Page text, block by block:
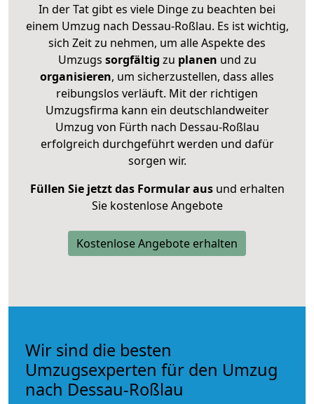
In der Tat gibt es viele Dinge zu beachten bei
einem Umzug nach Dessau-Roßlau. Es ist wichtig,
sich Zeit zu nehmen, um alle Aspekte des
Umzugs sorgfältig zu planen und zu
organisieren, um sicherzustellen, dass alles
reibungslos verläuft. Mit der richtigen
Umzugsfirma kann ein deutschlandweiter
Umzug von Fürth nach Dessau-Roßlau
erfolgreich durchgeführt werden und dafür
sorgen wir.
Füllen Sie jetzt das Formular ausund erhalten
Sie kostenlose Angebote
Kostenlose Angebote erhalten
Wir sind die besten
Umzugsexperten für den Umzug
nach Dessau-Roßlau